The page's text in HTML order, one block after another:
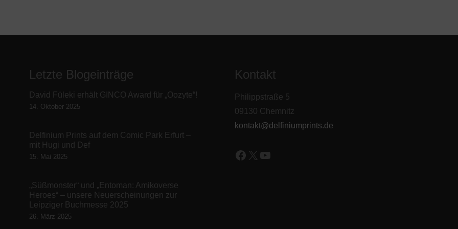
Letzte Blogeinträge
David Füleki erhält GINCO Award für „Oozyte“!
14. Oktober 2025
Delfinium Prints auf dem Comic Park Erfurt –
mit Hugi und Def
15. Mai 2025
„Süßmonster“ und „Entoman: Amikoverse
Heroes“ – unsere Neuerscheinungen zur
Leipziger Buchmesse 2025
26. März 2025
Kontakt
Philippstraße 5
09130 Chemnitz
kontakt@delfiniumprints.de
Facebook
X YouTube